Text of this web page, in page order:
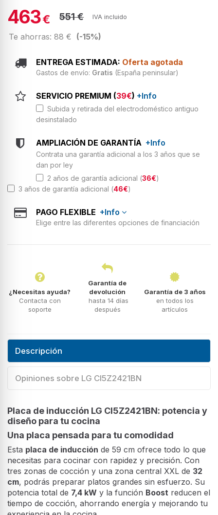
463€ 551 € IVA incluido
Te ahorras: 88 € (-15%)
ENTREGA ESTIMADA: Oferta agotada
Gastos de envío: Gratis (España peninsular)
SERVICIO PREMIUM (39€) +Info
Subida y retirada del electrodoméstico antiguo
desinstalado
AMPLIACIÓN DE GARANTÍA +Info
Contrata una garantía adicional a los 3 años que se
dan por ley
2 años de garantía adicional (36€)
3 años de garantía adicional (46€)
PAGO FLEXIBLE +Info
Elige entre las diferentes opciones de financiación
¿Necesitas ayuda?
Contacta con
soporte
Garantía de
devolución
hasta 14 días
después
Garantía de 3 años
en todos los
artículos
Descripción
Opiniones sobre LG CI5Z2421BN
Placa de inducción LG CI5Z2421BN: potencia y
diseño para tu cocina
Una placa pensada para tu comodidad
Esta placa de inducción de 59 cm ofrece todo lo que
necesitas para cocinar con rapidez y precisión. Con
tres zonas de cocción y una zona central XXL de 32
cm, podrás preparar platos grandes sin esfuerzo. Su
potencia total de 7,4 kW y la función Boost reducen el
tiempo de cocción, ahorrando energía y mejorando tu